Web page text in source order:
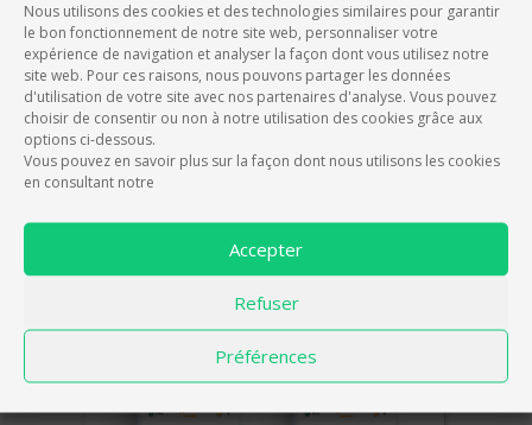
Nous utilisons des cookies et des technologies similaires pour garantir
le bon fonctionnement de notre site web, personnaliser votre
expérience de navigation et analyser la façon dont vous utilisez notre
site web. Pour ces raisons, nous pouvons partager les données
d'utilisation de votre site avec nos partenaires d'analyse. Vous pouvez
choisir de consentir ou non à notre utilisation des cookies grâce aux
options ci-dessous.
Vous pouvez en savoir plus sur la façon dont nous utilisons les cookies
en consultant notre
Accepter
Refuser
Préférences